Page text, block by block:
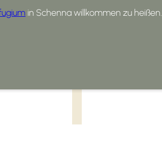
in Schenna willkommen zu heißen.